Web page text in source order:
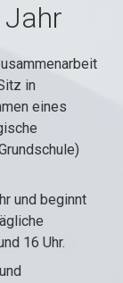
Jahr
in
eines
und beginnt
16 Uhr.